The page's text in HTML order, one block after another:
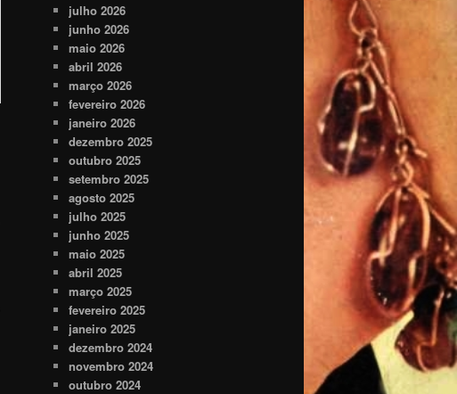
julho 2026
junho 2026
maio 2026
abril 2026
março 2026
fevereiro 2026
janeiro 2026
dezembro 2025
outubro 2025
setembro 2025
agosto 2025
julho 2025
junho 2025
maio 2025
abril 2025
março 2025
fevereiro 2025
janeiro 2025
dezembro 2024
novembro 2024
outubro 2024